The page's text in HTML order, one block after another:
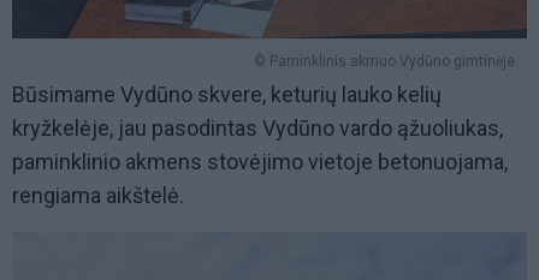
© Paminklinis akmuo Vydūno gimtinėje
Būsimame Vydūno skvere, keturių lauko kelių
kryžkelėje, jau pasodintas Vydūno vardo ąžuoliukas,
paminklinio akmens stovėjimo vietoje betonuojama,
rengiama aikštelė.